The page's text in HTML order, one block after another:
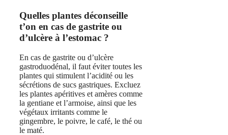
Quelles plantes déconseille
t’on en cas de gastrite ou
d’ulcère à l’estomac ?
En cas de gastrite ou d’ulcère
gastroduodénal, il faut éviter toutes les
plantes qui stimulent l’acidité ou les
sécrétions de sucs gastriques. Excluez
les plantes apéritives et amères comme
la gentiane et l’armoise, ainsi que les
végétaux irritants comme le
gingembre, le poivre, le café, le thé ou
le maté.